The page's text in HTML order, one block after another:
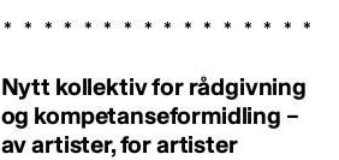
Nytt kollektiv for rådgivning
og kompetanseformidling –
av artister, for artister